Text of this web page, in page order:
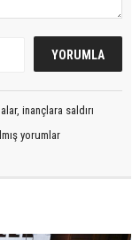
inançlara saldırı
yorumlar